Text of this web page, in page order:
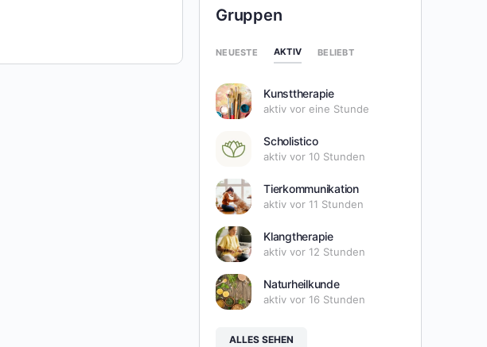
Gruppen
NEUESTE AKTIV BELIEBT
Kunsttherapie
aktiv vor eine Stunde
Scholistico
aktiv vor 10 Stunden
Tierkommunikation
aktiv vor 11 Stunden
Klangtherapie
aktiv vor 12 Stunden
Naturheilkunde
aktiv vor 16 Stunden
ALLES SEHEN